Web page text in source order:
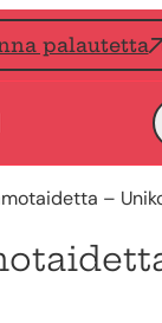
palautetta
–